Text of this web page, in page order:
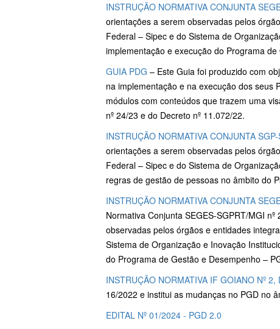
INSTRUÇÃO NORMATIVA CONJUNTA
orientações a serem observadas pelos
Federal – Sipec e do Sistema de
implementação e execução do Programa
GUIA PDG – Este Guia foi produzido com
na implementação e na execução dos seus
módulos com conteúdos que trazem uma
nº 24/23 e do Decreto nº 11.072/22.
INSTRUÇÃO NORMATIVA CONJUNTA
orientações a serem observadas pelos
Federal – Sipec e do Sistema de
regras de gestão de pessoas no âmbito do
INSTRUÇÃO NORMATIVA CONJUNTA
Normativa Conjunta SEGES-SGPRT/MGI
observadas pelos órgãos e entidades
Sistema de Organização e Inovação
do Programa de Gestão e Desempenho –
INSTRUÇÃO NORMATIVA IF GOIANO Nº
16/2022 e institui as mudanças no PGD no
EDITAL Nº 01/2024 - PGD 2.0